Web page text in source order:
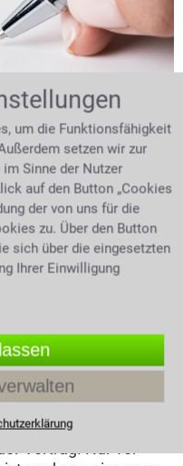
Hand mit
sachgebunden darf
Jahre inklusive von
Die Befristung
endet mit
Kündigungist nicht
muss dem
kann auch
Arbeitsbedingungen
Vertrag geändert
Aus juristischer
Vertrag. Nur vor
um die Funktionsfähigkeit
setzen wir zur
Sinne der Nutzer
auf den Button „Cookies
der von uns für die
zu. Über den Button
sich über die eingesetzten
Ihrer Einwilligung